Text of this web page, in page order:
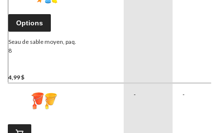
Options
Seau de sable moyen, paq.
8
4,99 $
- -